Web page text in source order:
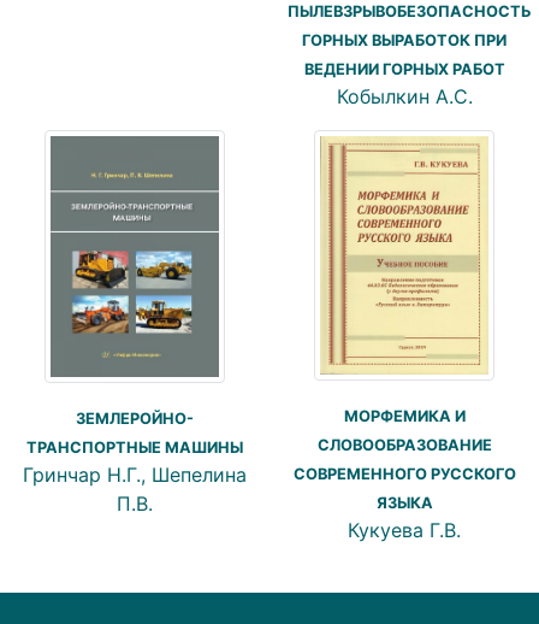
ПЫЛЕВЗРЫВОБЕЗОПАСНОСТЬ
ГОРНЫХ ВЫРАБОТОК ПРИ
ВЕДЕНИИ ГОРНЫХ РАБОТ
Кобылкин А.С.
ЗЕМЛЕРОЙНО-
ТРАНСПОРТНЫЕ МАШИНЫ
Гринчар Н.Г., Шепелина
П.В.
МОРФЕМИКА И
СЛОВООБРАЗОВАНИЕ
СОВРЕМЕННОГО РУССКОГО
ЯЗЫКА
Кукуева Г.В.